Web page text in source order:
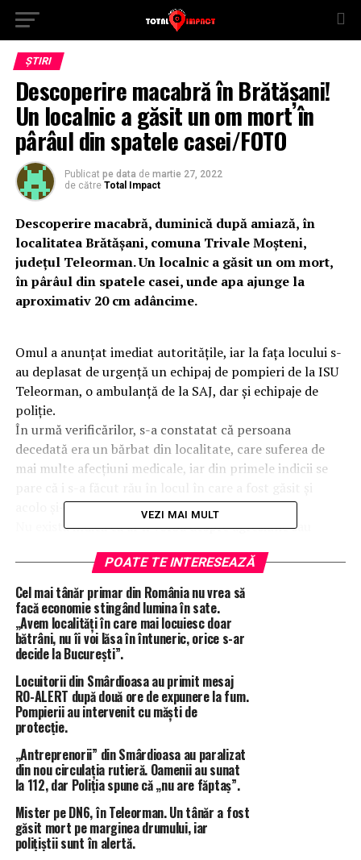
ȘTIRI
Descoperire macabră în Brătășani!
Un localnic a găsit un om mort în
pârâul din spatele casei/FOTO
Publicat pe data de martie 27, 2022
de către Total Impact
Descoperire macabră, duminică după amiază, în
localitatea Brătășani, comuna Trivale Moșteni,
județul Teleorman.Un localnic a găsit un om mort,
în pârâul din spatele casei, unde apa ajunge la
aproximativ 20 cm adâncime.
Omul a anunțat imediat autoritățile, iar la fața locului s-
au deplasat de urgență un echipaj de pompieri de la ISU
Teleorman, o ambulanță de la SAJ, dar și echipaje de
poliție.
În urmă verificărilor, s-a constatat că persoana
decedată era un bărbat din localitate, care suferea de
mai multe afecțiuni medicale, iar din primele indicii se
acolo și-a găsit sfârșitul.
Nu există indicii că ar fi vorba despre agresiune sau
medicală.
ÎNTÂMPLĂRI RECERENTE BRATASANI
ISU TELEORMAN
MORT IN PARAU
STIRI TELEORMAN
TOTAL IMPACT
TRIVALE MOSTENI
URMĂTORUL ARTICOL
Momentul impactului la cursa ilegală de mașini din
Siliștea Gumești/VIDEO
România își poate asigura necesarul de hrană din
producția proprie de produse agro-alimentare.
VEZI MAI MULT
POATE TE INTERESEAZĂ
Cel mai tânăr primar din România nu vrea să
facă economie stingând lumina în sate.
„Avem localități în care mai locuiesc doar
bătrâni, nu îi voi lăsa în întuneric, orice s-ar
decide la București”.
Locuitorii din Smârdioasa au primit mesaj
RO-ALERT după două ore de expunere la fum.
Pompierii au intervenit cu măști de
protecție.
„Antreprenorii” din Smârdioasa au paralizat
din nou circulația rutieră. Oamenii au sunat
la 112, dar Poliția spune că „nu are făptaș”.
Mister pe DN6, în Teleorman. Un tânăr a fost
găsit mort pe marginea drumului, iar
polițiștii sunt în alertă.